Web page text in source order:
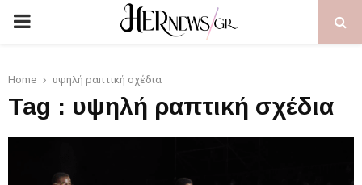
PRIMARY
Home υψηλή ραπτική σχέδια
Tag : υψηλή ραπτική σχέδια